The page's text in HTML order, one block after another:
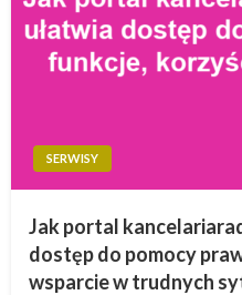
SERWISY
Jak portal
dostęp do pomocy
wsparcie w trudnych